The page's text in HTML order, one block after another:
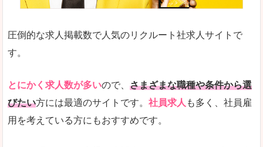
圧倒的な求人掲載数で人気のリクルート社求人サイトで
す。
とにかく求人数が多いので、 さまざまな職種や条件から選
びたい方には最適のサイトです。 社員求人 も多く、社員雇
用を考えている方にもおすすめです。